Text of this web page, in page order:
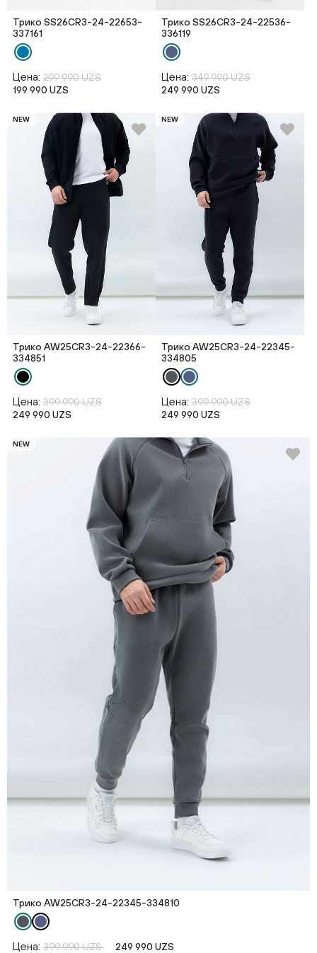
Трико SS26CR3-24-22653-
337161
Цена: 299 990 UZS
199 990 UZS
Трико SS26CR3-24-22536-
336119
Цена: 349 990 UZS
249 990 UZS
NEW
Трико AW25CR3-24-22366-
334851
Цена: 399 990 UZS
249 990 UZS
NEW
Трико AW25CR3-24-22345-
334805
Цена: 399 990 UZS
249 990 UZS
NEW
Трико AW25CR3-24-22345-334810
Цена: 399 990 UZS 249 990 UZS